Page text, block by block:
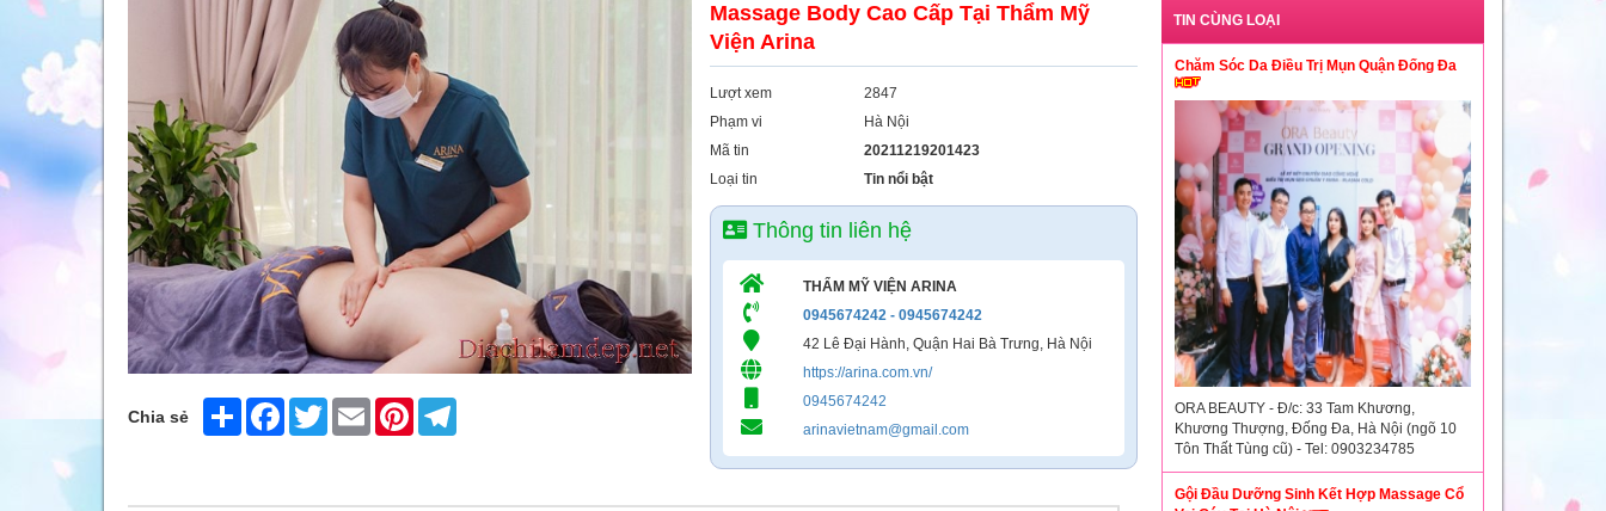
Chia sẻ Share FacebookTwitter Email Pinterest
Massage Body Cao Cấp Tại Thẩm Mỹ
Viện Arina
Lượt xem
2847
Phạm vi
Hà Nội
Mã tin
20211219201423
Loại tin
Tin nổi bật
Thông tin liên hệ
THẨM MỸ VIỆN ARINA
0945674242 - 0945674242
42 Lê Đại Hành, Quận Hai Bà Trưng, Hà Nội
https://arina.com.vn/
0945674242
arinavietnam@gmail.com
TIN CÙNG LOẠI
Chăm Sóc Da Điều Trị Mụn Quận Đống Đa
ORA BEAUTY - Đ/c: 33 Tam Khương,
Khương Thượng, Đống Đa, Hà Nội (ngõ 10
Tôn Thất Tùng cũ) - Tel: 0903234785
Gội Đầu Dưỡng Sinh Kết Hợp Massage Cổ